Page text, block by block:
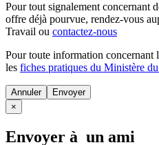
Pour tout signalement concernant
offre déjà pourvue, rendez-vous
Travail ou contactez-nous
Pour toute information concernant
les fiches pratiques du Ministère
Annuler
×
Envoyer à un ami